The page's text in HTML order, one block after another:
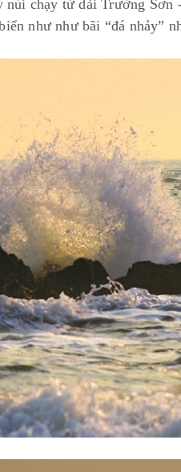
núi chạy từ dải Trường
như như bãi “đá nhảy”